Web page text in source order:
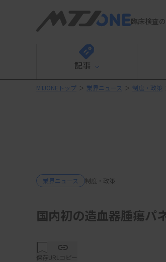
臨床検査
記事
MTJONEトップ ＞ 業界ニュース ＞ 制度・政策
業界ニュース 制度・政策
国内初の造血器腫瘍
保存URLコピー